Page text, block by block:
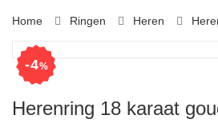
Home Ringen Heren
4%
Herenring 18 karaat